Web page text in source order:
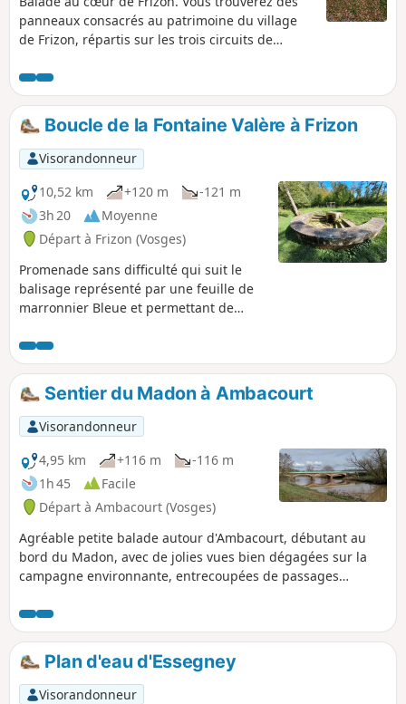
panneaux consacrés au patrimoine du village
de Frizon, répartis sur les trois circuits de
boucle verte est la plus familiale, et elle est plus
courte. Praticable pour les poussettes équipées
de bonnes roues : il est recommandé d’être, au
moins, deux personnes.
Boucle de la Fontaine Valère à Frizon
Visorandonneur
10,52 km
+120 m
-121 m
3h 20
Moyenne
Départ à Frizon (Vosges)
Promenade sans difficulté qui suit le
balisage représenté par une feuille de
marronnier Bleue et permettant de
Sentier du Madon à Ambacourt
Visorandonneur
4,95 km
+116 m
-116 m
1h 45
Facile
Départ à Ambacourt (Vosges)
Agréable petite balade autour d'Ambacourt, débutant au
bord du Madon, avec de jolies vues bien dégagées sur la
campagne environnante, entrecoupées de passages
Plan d'eau d'Essegney
Visorandonneur